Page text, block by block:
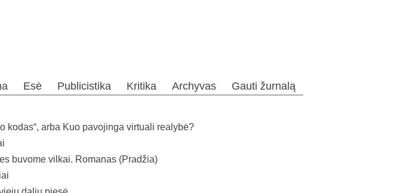
Esė Publicistika Kritika Archyvas Gauti žurnalą
kodas“, arba Kuo pavojinga virtuali realybė?
buvome vilkai. Romanas (Pradžia)